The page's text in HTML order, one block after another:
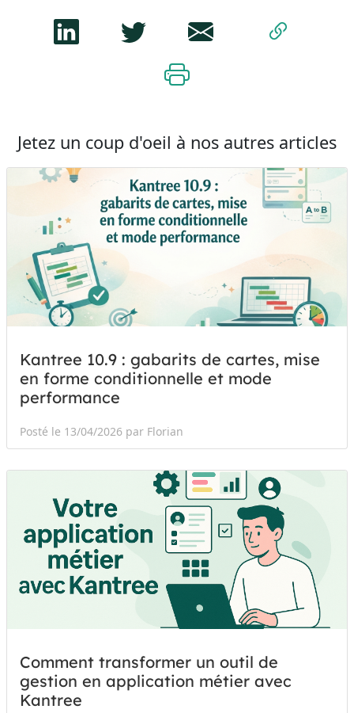
Jetez un coup d'oeil à nos autres articles
Kantree 10.9 : gabarits de cartes, mise
en forme conditionnelle et mode
performance
Posté le 13/04/2026 par Florian
Comment transformer un outil de
gestion en application métier avec
Kantree